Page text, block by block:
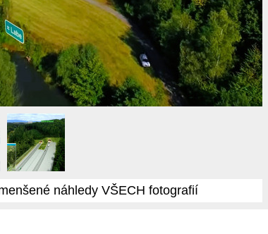
náhledy VŠECH fotografií